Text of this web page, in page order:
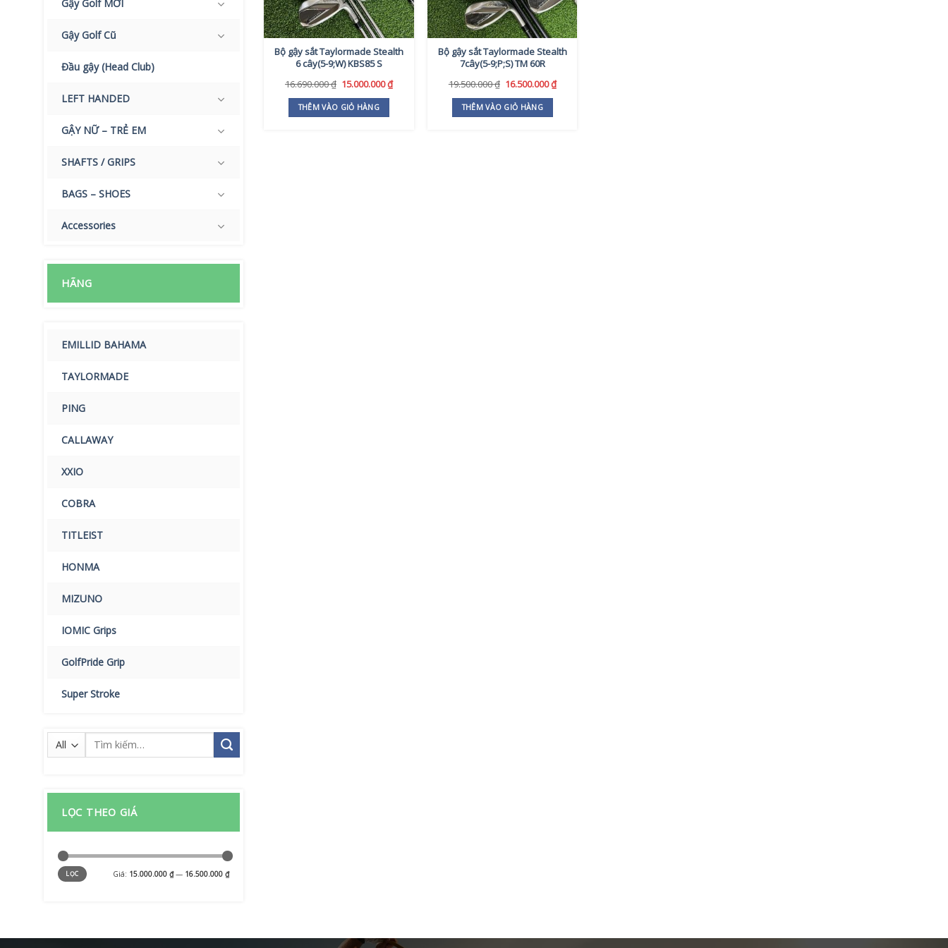
Gậy Golf MỚI
Gậy Golf Cũ
Đầu gậy (Head Club)
LEFT HANDED
GẬY NỮ – TRẺ EM
SHAFTS / GRIPS
BAGS – SHOES
Accessories
HÃNG
EMILLID BAHAMA
TAYLORMADE
PING
CALLAWAY
XXIO
COBRA
TITLEIST
HONMA
MIZUNO
IOMIC Grips
GolfPride Grip
Super Stroke
Tìm
kiếm:
LỌC THEO GIÁ
Giá
tối
thiểu
Giá
tối
đa
LỌC Giá: 15.000.000 ₫— 16.500.000 ₫
Bộ gậy sắt Taylormade Stealth
6 cây(5-9;W) KBS85 S
16.690.000₫ Giá
là:
16.690.000 ₫.
15.000.000₫Giá
THÊM VÀO GIỎ HÀNG
Bộ gậy sắt Taylormade Stealth
7cây(5-9;P;S) TM 60R
19.500.000₫ Giá
là:
19.500.000 ₫.
16.500.000₫Giá
THÊM VÀO GIỎ HÀNG